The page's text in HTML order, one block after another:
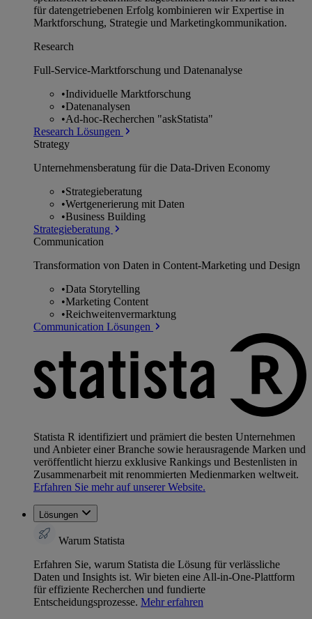
für datengetriebenen Erfolg kombinieren wir Expertise in
Marktforschung, Strategie und Marketingkommunikation.
Research
Full-Service-Marktforschung und Datenanalyse
•Individuelle Marktforschung
•Datenanalysen
•Ad-hoc-Recherchen "askStatista"
Research Lösungen
Strategy
Unternehmens­beratung für die Data-Driven Economy
•Strategieberatung
•Wertgenerierung mit Daten
•Business Building
Strategieberatung
Communication
Transformation von Daten in Content-Marketing und Design
•Data Storytelling
•Marketing Content
•Reichweitenvermarktung
Communication Lösungen
Statista R identifiziert und prämiert die besten Unternehmen
und Anbieter einer Branche sowie herausragende Marken und
veröffentlicht hierzu exklusive Rankings und Bestenlisten in
Zusammenarbeit mit renommierten Medienmarken weltweit.
Erfahren Sie mehr auf unserer Website.
Lösungen
Warum Statista
Erfahren Sie, warum Statista die Lösung für verlässliche
Daten und Insights ist. Wir bieten eine All-in-One-Plattform
für effiziente Recherchen und fundierte
Entscheidungsprozesse. Mehr erfahren